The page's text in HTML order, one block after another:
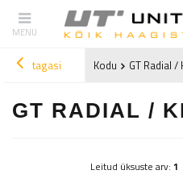
tagasi Kodu GT Radial /
GT RADIAL /
Leitud üksuste arv: 1